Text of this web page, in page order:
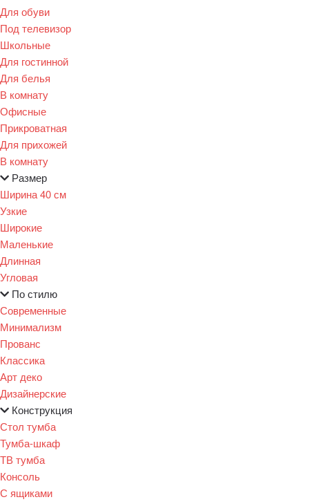
Для обуви
Под телевизор
Школьные
Для гостинной
Для белья
В комнату
Офисные
Прикроватная
Для прихожей
В комнату
Размер
Ширина 40 см
Узкие
Широкие
Маленькие
Длинная
Угловая
По стилю
Современные
Минимализм
Прованс
Классика
Арт деко
Дизайнерские
Конструкция
Стол тумба
Тумба-шкаф
ТВ тумба
Консоль
С ящиками